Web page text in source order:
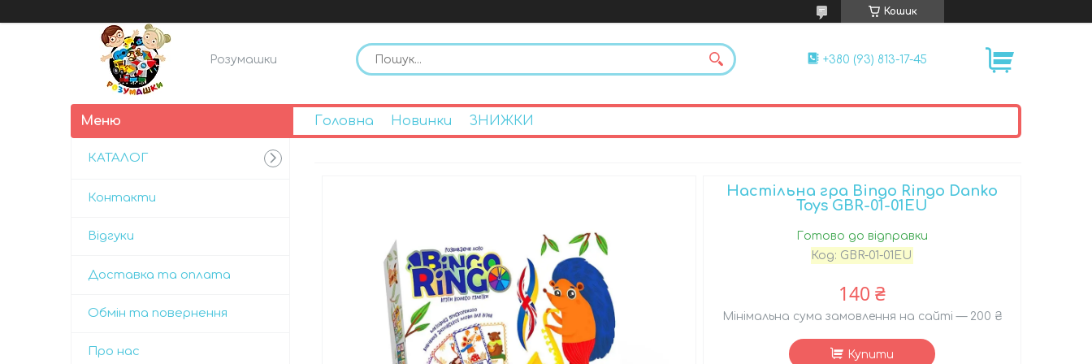
Кошик
Розумашки +380 (93) 813-17-45
Головна Новинки ЗНИЖКИ
Настільна гра Bingo Ringo Danko
Toys GBR-01-01EU
Готово до відправки
Код: GBR-01-01EU
140 ₴
Мінімальна сума замовлення на сайті — 200 ₴
Купити
КАТАЛОГ
Контакти
Відгуки
Доставка та оплата
Обмін та повернення
Про нас